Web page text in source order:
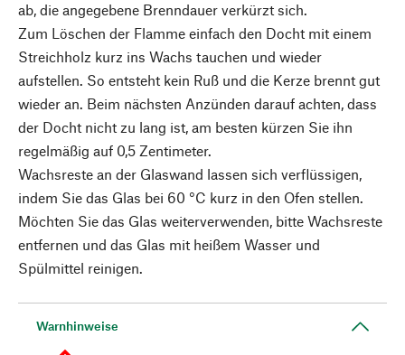
ab, die angegebene Brenndauer verkürzt sich.
Zum Löschen der Flamme einfach den Docht mit einem
Streichholz kurz ins Wachs tauchen und wieder
aufstellen. So entsteht kein Ruß und die Kerze brennt gut
wieder an. Beim nächsten Anzünden darauf achten, dass
der Docht nicht zu lang ist, am besten kürzen Sie ihn
regelmäßig auf 0,5 Zentimeter.
Wachsreste an der Glaswand lassen sich verflüssigen,
indem Sie das Glas bei 60 °C kurz in den Ofen stellen.
Möchten Sie das Glas weiterverwenden, bitte Wachsreste
entfernen und das Glas mit heißem Wasser und
Spülmittel reinigen.
Warnhinweise